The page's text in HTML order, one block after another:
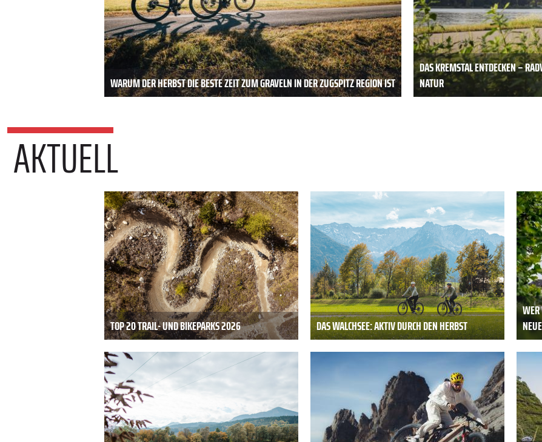
WARUM DER HERBST DIE BESTE ZEIT ZUM GRAVELN IN DER ZUGSPITZ REGION IST
DAS KREMSTAL ENTDECKEN –
NATUR
AKTUELL
TOP 20 TRAIL- UND BIKEPARKS 2026 DAS WALCHSEE: AKTIV DURCH DEN HERBST